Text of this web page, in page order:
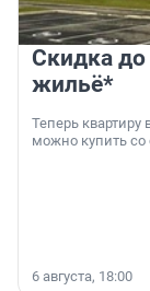
Скидка до
жильё*
Теперь
можно купить
6 августа, 18:00